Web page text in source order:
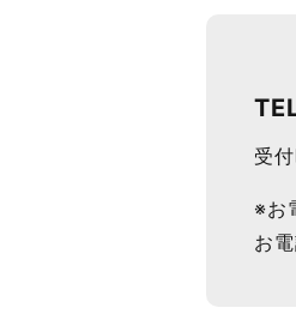
受
※お
お